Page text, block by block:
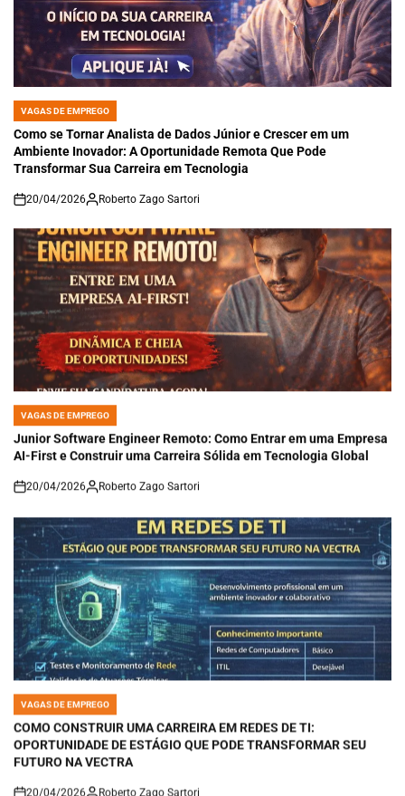
POSTED
IN
VAGAS DE EMPREGO
Como se Tornar Analista de Dados Júnior e Crescer em um
Ambiente Inovador: A Oportunidade Remota Que Pode
Transformar Sua Carreira em Tecnologia
on
20/04/2026 Roberto Zago Sartori
POSTED
IN
VAGAS DE EMPREGO
Junior Software Engineer Remoto: Como Entrar em uma Empresa
AI-First e Construir uma Carreira Sólida em Tecnologia Global
on
20/04/2026 Roberto Zago Sartori
POSTED
IN
VAGAS DE EMPREGO
COMO CONSTRUIR UMA CARREIRA EM REDES DE TI:
OPORTUNIDADE DE ESTÁGIO QUE PODE TRANSFORMAR SEU
FUTURO NA VECTRA
on